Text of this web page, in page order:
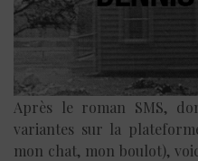
Après le roman SMS,
variantes sur la
mon chat, mon boulot),